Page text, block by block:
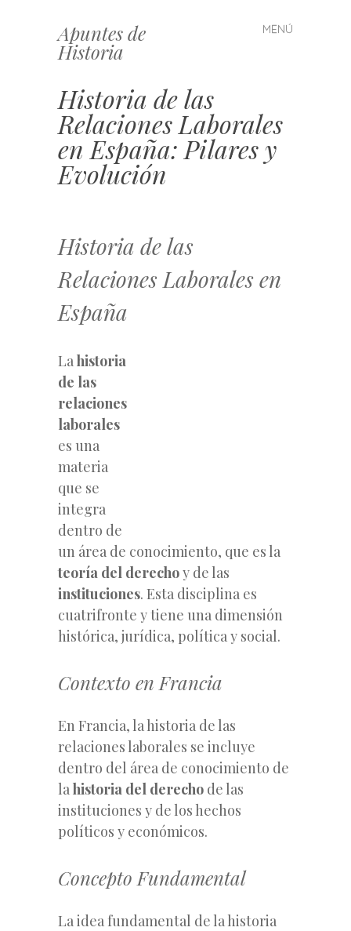
Apuntes de
Historia
MENÚ
Saltar
al
Historia de las
Relaciones Laborales
en España: Pilares y
Evolución
Historia de las
Relaciones Laborales en
España
Lahistoria
de las
relaciones
laborales
es una
materia
que se
integra
dentro de
un área de conocimiento, que es la
teoría del derechoy de las
instituciones. Esta disciplina es
cuatrifronte y tiene una dimensión
histórica, jurídica, política y social.
Contexto en Francia
En Francia, la historia de las
relaciones laborales se incluye
dentro del área de conocimiento de
lahistoria del derecho de las
instituciones y de los hechos
políticos y económicos.
Concepto Fundamental
La idea fundamental de la historia